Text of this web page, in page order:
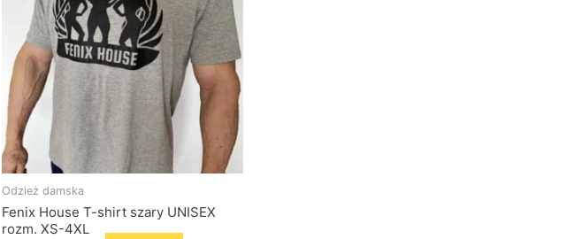
Odzież damska
Fenix House T-shirt szary UNISEX
rozm. XS-4XL
wariantów.
Opcje
można
wybrać
stronie
produktu